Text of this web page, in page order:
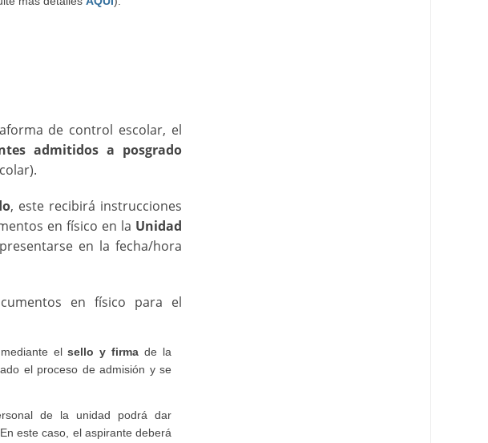
de control escolar, el
admitidos a posgrado
, este recibirá instrucciones
en físico en la Unidad
en la fecha/hora
en físico para el
mediante elsello y firma de la
el proceso de admisión y se
de la unidad podrá dar
este caso, el aspirante deberá